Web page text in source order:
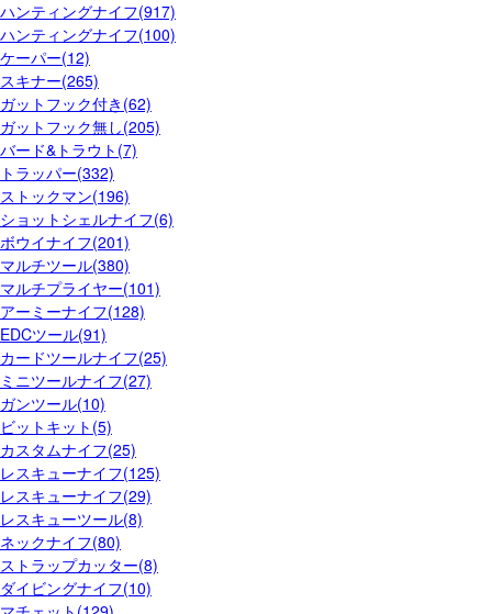
ハンティングナイフ(917)
ハンティングナイフ(100)
ケーパー(12)
スキナー(265)
ガットフック付き(62)
ガットフック無し(205)
バード&トラウト(7)
トラッパー(332)
ストックマン(196)
ショットシェルナイフ(6)
ボウイナイフ(201)
マルチツール(380)
マルチプライヤー(101)
アーミーナイフ(128)
EDCツール(91)
カードツールナイフ(25)
ミニツールナイフ(27)
ガンツール(10)
ビットキット(5)
カスタムナイフ(25)
レスキューナイフ(125)
レスキューナイフ(29)
レスキューツール(8)
ネックナイフ(80)
ストラップカッター(8)
ダイビングナイフ(10)